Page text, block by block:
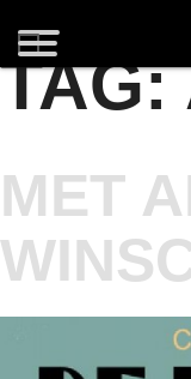
TAG:
MET